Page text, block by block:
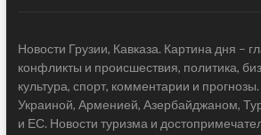
Новости Грузии, Кавказа. Картина дня –
конфликты и происшествия, политика,
культура, спорт, комментарии и
Украиной, Арменией, Азербайджаном,
и ЕС. Новости туризма и